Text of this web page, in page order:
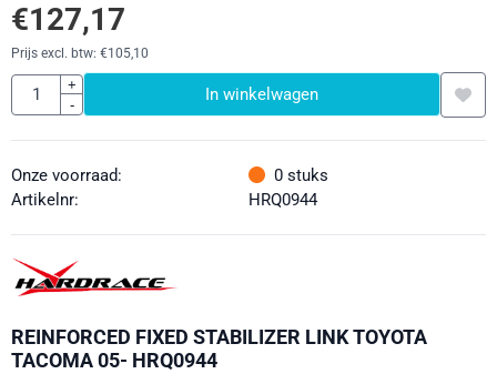
€127,17
Prijs excl. btw: €105,10
Aantal
+
-
In winkelwagen
Onze voorraad: 0 stuks
Artikelnr:
HRQ0944
REINFORCED FIXED STABILIZER LINK TOYOTA
TACOMA 05- HRQ0944